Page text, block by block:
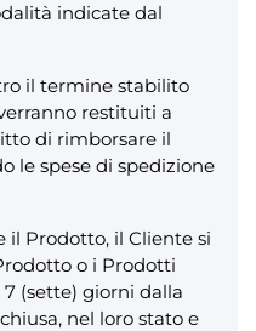
indicate dal
il termine stabilito
restituiti a
di rimborsare il
le spese di spedizione
il Prodotto, il Cliente si
o i Prodotti
(sette) giorni dalla
nel loro stato e